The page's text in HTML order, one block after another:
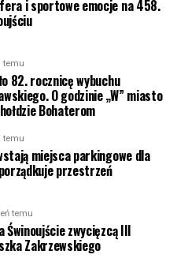
i sportowe emocje na 458.
temu
82. rocznicę wybuchu
O godzinie „W” miasto
Bohaterom
temu
miejsca parkingowe dla
przestrzeń
temu
Świnoujście zwycięzcą III
Zakrzewskiego